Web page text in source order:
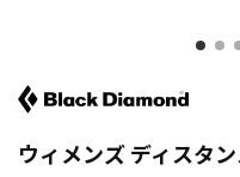
ウィメンズ ディスタ